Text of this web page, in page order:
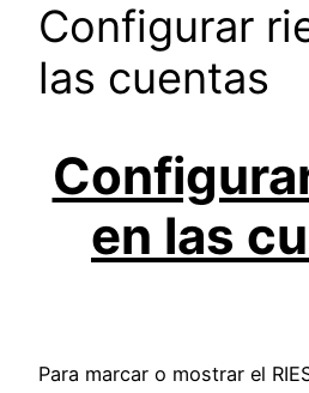
Configurar
las cuentas
en las
Para marcar o mostrar el